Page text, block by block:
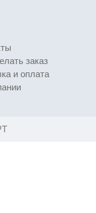
заказ
и оплата